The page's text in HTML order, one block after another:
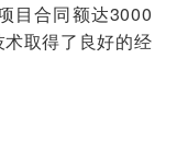
目合同额达3000
取得了良好的经